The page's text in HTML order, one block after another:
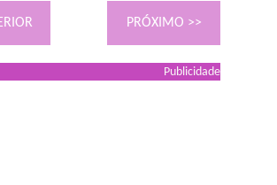
PRÓXIMO >>
Publicidade